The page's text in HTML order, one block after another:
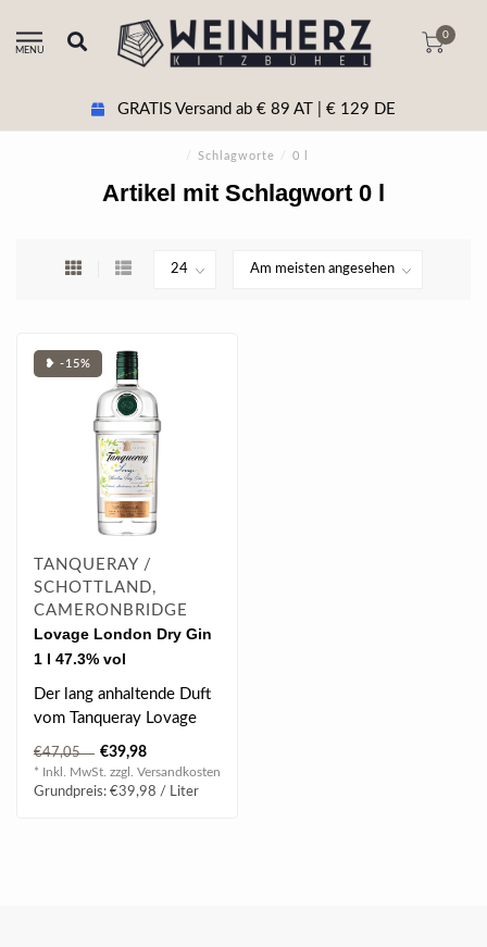
MENU
0
GRATIS Versand ab € 89 AT | € 129 DE
/ Schlagworte / 0 l
Artikel mit Schlagwort 0 l
❥ -15%
TANQUERAY /
SCHOTTLAND,
CAMERONBRIDGE
Lovage London Dry Gin
1 l 47.3% vol
Der lang anhaltende Duft
vom Tanqueray Lovage
und seine kräftigen
Aromen sorgen..
€47,05 €39,98
* Inkl. MwSt. zzgl. Versandkosten
Grundpreis: €39,98 / Liter